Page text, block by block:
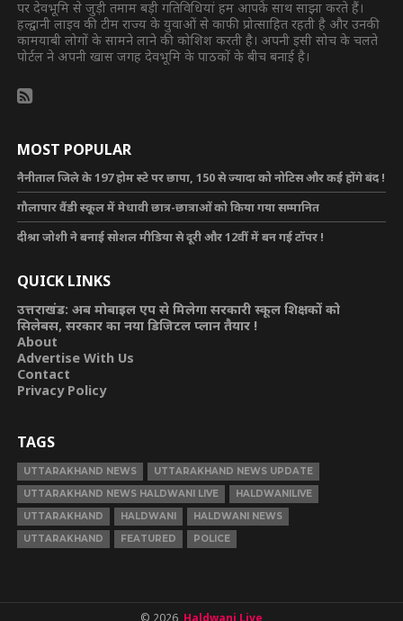
पर देवभूमि से जुड़ी तमाम बड़ी गतिविधियां हम आपके साथ साझा करते हैं।
हल्द्वानी लाइव की टीम राज्य के युवाओं से काफी प्रोत्साहित रहती है और उनकी
कामयाबी लोगों के सामने लाने की कोशिश करती है। अपनी इसी सोच के चलते
पोर्टल ने अपनी खास जगह देवभूमि के पाठकों के बीच बनाई है।
MOST POPULAR
नैनीताल जिले के 197 होम स्टे पर छापा, 150 से ज्यादा को नोटिस और कई होंगे बंद !
गौलापार वैंडी स्कूल में मेधावी छात्र-छात्राओं को किया गया सम्मानित
दीश्रा जोशी ने बनाई सोशल मीडिया से दूरी और 12वीं में बन गई टॉपर !
QUICK LINKS
उत्तराखंड: अब मोबाइल एप से मिलेगा सरकारी स्कूल शिक्षकों को
सिलेबस, सरकार का नया डिजिटल प्लान तैयार !
About
Advertise With Us
Contact
Privacy Policy
TAGS
UTTARAKHAND NEWS
UTTARAKHAND NEWS UPDATE
UTTARAKHAND NEWS HALDWANI LIVE
HALDWANILIVE
UTTARAKHAND
HALDWANI
HALDWANI NEWS
UTTARAKHAND
FEATURED POLICE
© 2026, Haldwani Live